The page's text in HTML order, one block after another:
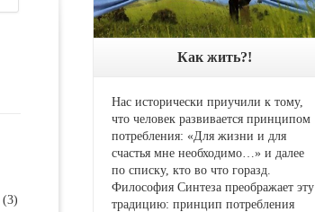
Как жить?!
Нас исторически приучили к тому,
что человек развивается принципом
потребления: «Для жизни и для
счастья мне необходимо…» и далее
по списку, кто во что горазд.
Философия Синтеза преображает эту
традицию: принцип потребления
(3)